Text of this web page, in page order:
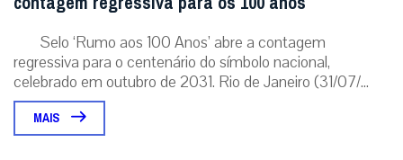
Selo ‘Rumo aos 100 Anos’ abre a contagem
regressiva para o centenário do símbolo nacional,
celebrado em outubro de 2031. Rio de Janeiro (31/07/...
MAIS